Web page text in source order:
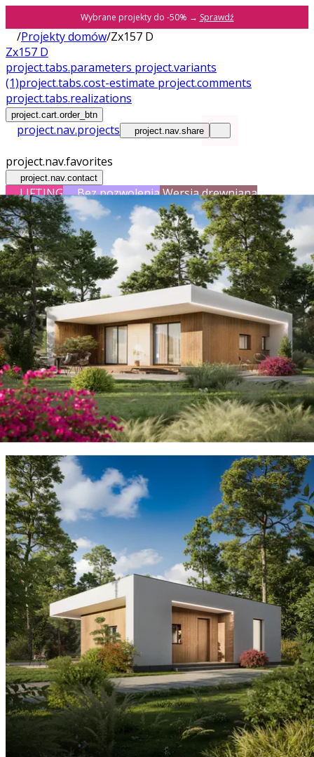
Wybrane projekty do -50% → Sprawdź
/Projekty domów/Zx157 D
Zx157 D
project.tabs.parameters project.variants
(1)project.tabs.cost-estimate project.comments
project.tabs.realizations
project.cart.order_btn
project.nav.projects project.nav.share
project.nav.favorites
project.nav.contact
LIFTING Bez pozwoleniaWersja drewniana